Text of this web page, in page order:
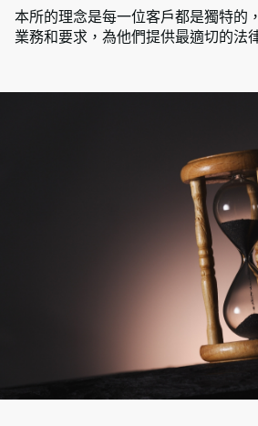
本所的理念是每一位客戶都是獨特的
業務和要求，為他們提供最適切的法